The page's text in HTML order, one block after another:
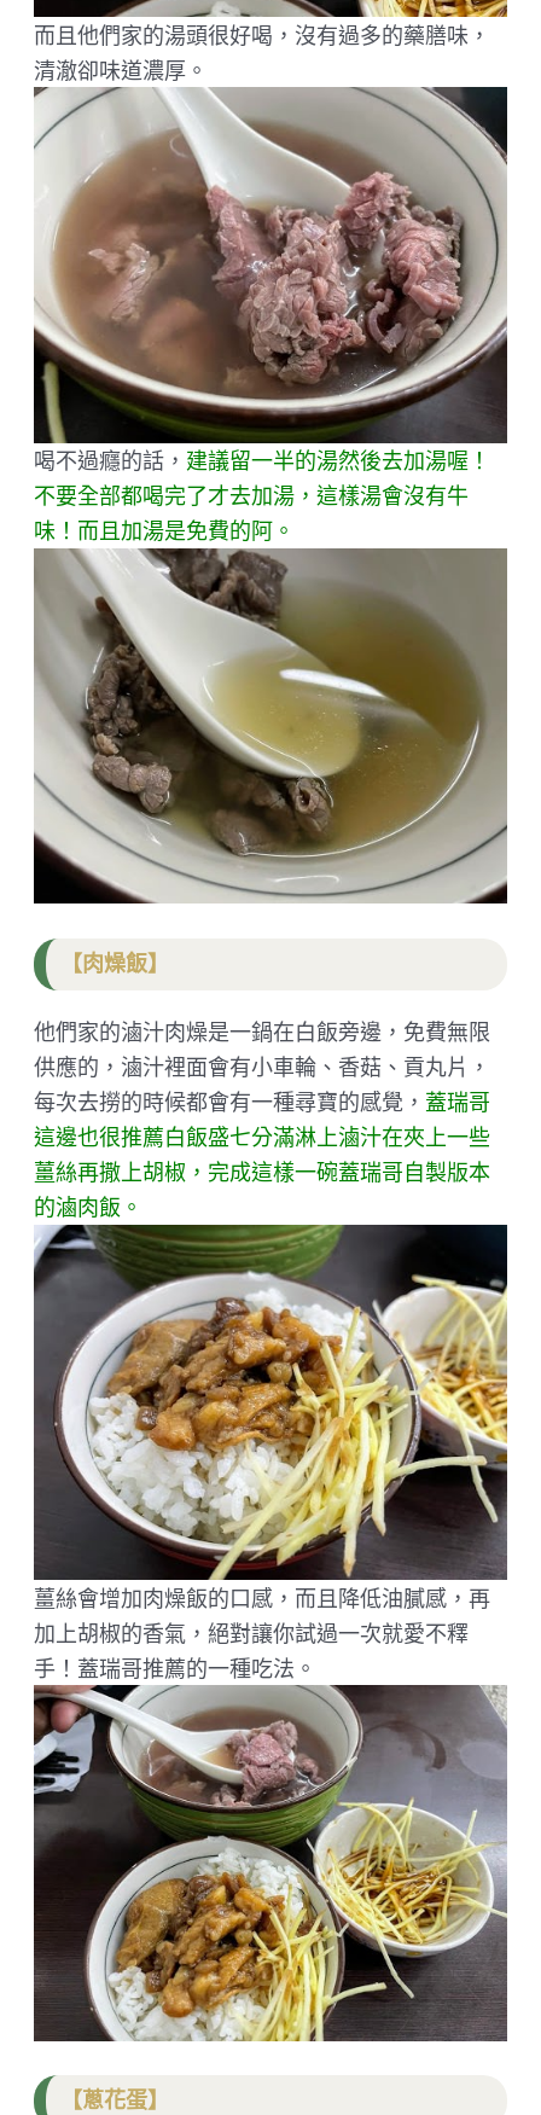
而且他們家的湯頭很好喝，沒有過多的藥膳味，
清澈卻味道濃厚。
喝不過癮的話， 建議留一半的湯然後去加湯喔！
不要全部都喝完了才去加湯，這樣湯會沒有牛
味！而且加湯是免費的阿。
【肉燥飯】
他們家的滷汁肉燥是一鍋在白飯旁邊，免費無限
供應的，滷汁裡面會有小車輪、香菇、貢丸片，
每次去撈的時候都會有一種尋寶的感覺， 蓋瑞哥
這邊也很推薦白飯盛七分滿淋上滷汁在夾上一些
薑絲再撒上胡椒，完成這樣一碗蓋瑞哥自製版本
的滷肉飯。
薑絲會增加肉燥飯的口感，而且降低油膩感，再
加上胡椒的香氣，絕對讓你試過一次就愛不釋
手！蓋瑞哥推薦的一種吃法。
【蔥花蛋】